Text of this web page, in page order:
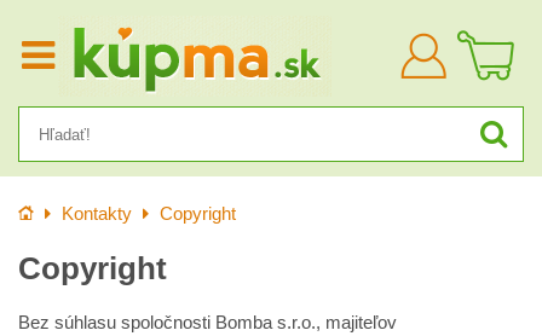
Prihlásiť
sa
Úvod Kontakty Copyright
Copyright
Bez súhlasu spoločnosti Bomba s.r.o., majiteľov